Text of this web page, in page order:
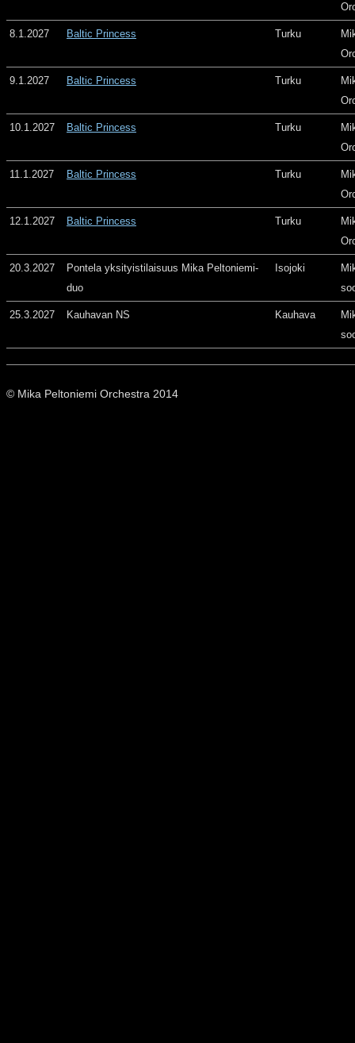
8.1.2027 Baltic Princess Turku
9.1.2027 Baltic Princess Turku
10.1.2027 Baltic Princess Turku
11.1.2027 Baltic Princess Turku
12.1.2027 Baltic Princess Turku
20.3.2027
Pontela yksityistilaisuus Mika Peltoniemi-
duo
Isojoki
25.3.2027 Kauhavan NS Kauhava
© Mika Peltoniemi Orchestra 2014